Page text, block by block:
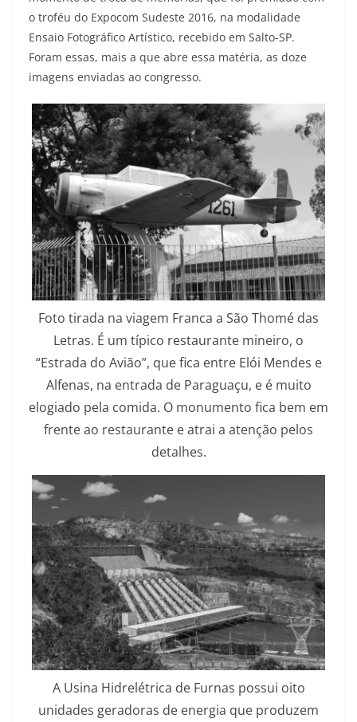
o troféu do Expocom Sudeste 2016, na modalidade
Ensaio Fotográfico Artístico, recebido em Salto-SP.
Foram essas, mais a que abre essa matéria, as doze
imagens enviadas ao congresso.
Foto tirada na viagem Franca a São Thomé das
Letras. É um típico restaurante mineiro, o
“Estrada do Avião”, que fica entre Elói Mendes e
Alfenas, na entrada de Paraguaçu, e é muito
elogiado pela comida. O monumento fica bem em
frente ao restaurante e atrai a atenção pelos
detalhes.
A Usina Hidrelétrica de Furnas possui oito
unidades geradoras de energia que produzem